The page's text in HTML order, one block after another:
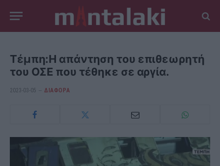
Τέμπη:Η απάντηση του επιθεωρητή
του ΟΣΕ που τέθηκε σε αργία.
2023-03-05 ΔΙΆΦΟΡΑ